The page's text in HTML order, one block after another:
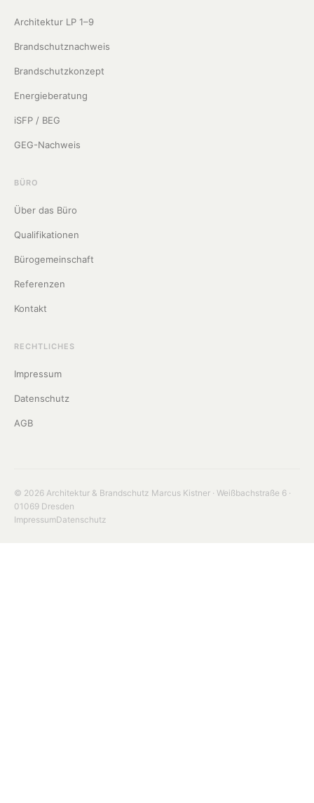
Architektur LP 1–9
Brandschutznachweis
Brandschutzkonzept
Energieberatung
iSFP / BEG
GEG-Nachweis
BÜRO
Über das Büro
Qualifikationen
Bürogemeinschaft
Referenzen
Kontakt
RECHTLICHES
Impressum
Datenschutz
AGB
© 2026 Architektur & Brandschutz Marcus Kistner · Weißbachstraße 6 ·
01069 Dresden
ImpressumDatenschutz